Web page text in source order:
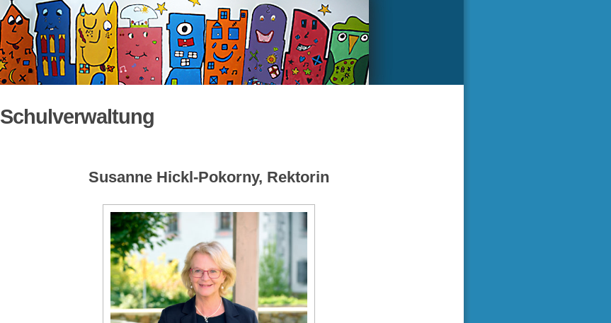
Schulverwaltung
Susanne Hickl-Pokorny, Rektorin